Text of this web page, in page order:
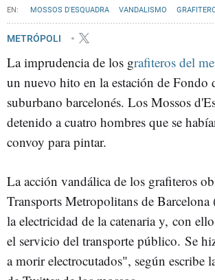
MOSSOS D'ESQUADRA VANDALISMO
METRÓPOLI
La imprudencia de los grafiteros del
un nuevo hito en la estación de Fondo
suburbano barcelonés. Los Mossos
detenido a cuatro hombres que se
convoy para pintar.
La acción vandálica de los grafiteros
Transports Metropolitans de
la electricidad de la catenaria y, con
el servicio del transporte público. Se
a morir electrocutados", según escribe